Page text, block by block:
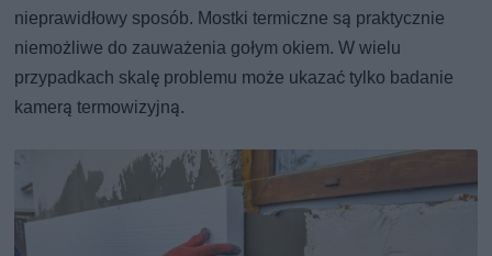
nieprawidłowy sposób. Mostki termiczne są praktycznie
niemożliwe do zauważenia gołym okiem. W wielu
przypadkach skalę problemu może ukazać tylko badanie
kamerą termowizyjną.